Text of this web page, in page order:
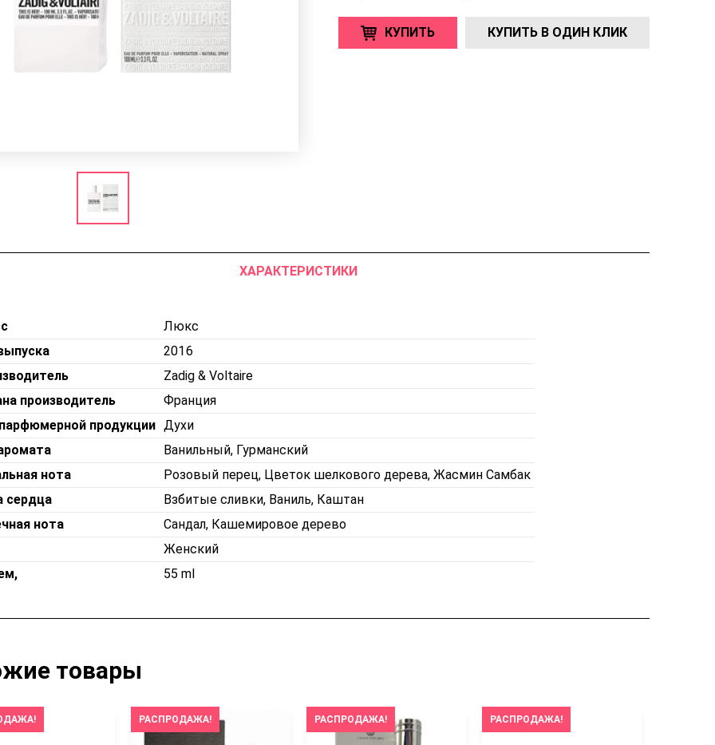
КУПИТЬ КУПИТЬ В ОДИН КЛИК
ХАРАКТЕРИСТИКИ
Люкс
2016
Zadig & Voltaire
производитель
Франция
продукции Духи
Ванильный, Гурманский
нота
Розовый перец, Цветок шелкового дерева, Жасмин Самбак
сердца
Взбитые сливки, Ваниль, Каштан
нота
Сандал, Кашемировое дерево
Женский
55 ml
товары
РАСПРОДАЖА! РАСПРОДАЖА! РАСПРОДАЖА!